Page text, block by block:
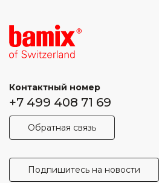
Контактный номер
+7 499 408 71 69
Обратная связь
Подпишитесь на новости